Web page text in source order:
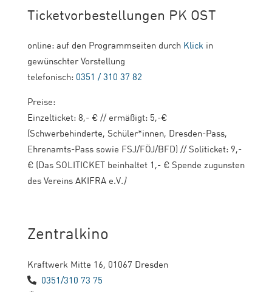
Ticketvorbestellungen PK OST
online: auf den Programmseiten durch Klick in
gewünschter Vorstellung
telefonisch: 0351 / 310 37 82
Preise:
Einzelticket: 8,- € // ermäßigt: 5,-€
(Schwerbehinderte, Schüler*innen, Dresden-Pass,
Ehrenamts-Pass sowie FSJ/FÖJ/BFD) // Soliticket: 9,-
€ (Das SOLITICKET beinhaltet 1,- € Spende zugunsten
des Vereins AKIFRA e.V.)
Zentralkino
Kraftwerk Mitte 16, 01067 Dresden
0351/310 73 75